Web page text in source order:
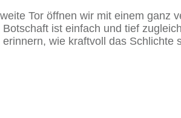
Tor öffnen wir mit einem ganz
Botschaft ist einfach und tief
erinnern, wie kraftvoll das Schlichte